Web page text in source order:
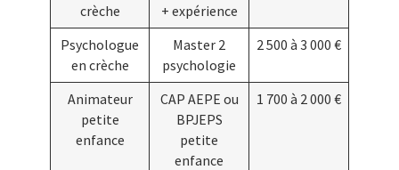
crèche
+ expérience
Psychologue
en crèche
Master 2
psychologie
2 500 à 3 000 €
Animateur
petite
enfance
CAP AEPE ou
BPJEPS
petite
enfance
1 700 à 2 000 €